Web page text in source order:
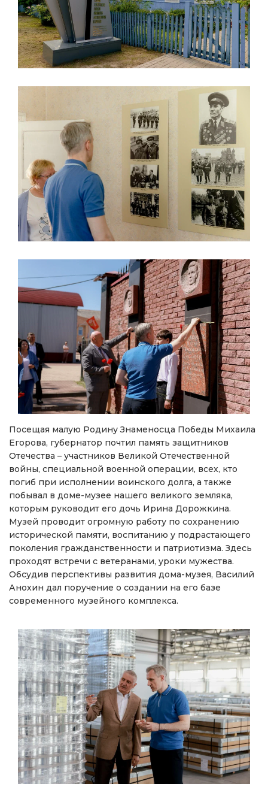
Посещая малую Родину Знаменосца Победы Михаила
Егорова, губернатор почтил память защитников
Отечества – участников Великой Отечественной
войны, специальной военной операции, всех, кто
погиб при исполнении воинского долга, а также
побывал в доме-музее нашего великого земляка,
которым руководит его дочь Ирина Дорожкина.
Музей проводит огромную работу по сохранению
исторической памяти, воспитанию у подрастающего
поколения гражданственности и патриотизма. Здесь
проходят встречи с ветеранами, уроки мужества.
Обсудив перспективы развития дома-музея, Василий
Анохин дал поручение о создании на его базе
современного музейного комплекса.